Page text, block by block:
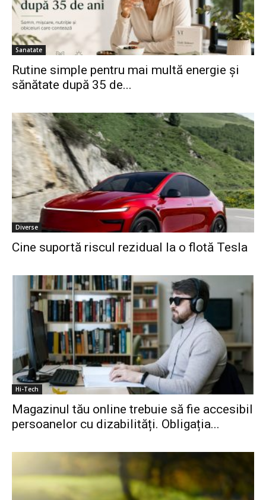
Sanatate
Rutine simple pentru mai multă energie și
sănătate după 35 de...
Diverse
Cine suportă riscul rezidual la o flotă Tesla
Hi-Tech
Magazinul tău online trebuie să fie accesibil
persoanelor cu dizabilități. Obligația...